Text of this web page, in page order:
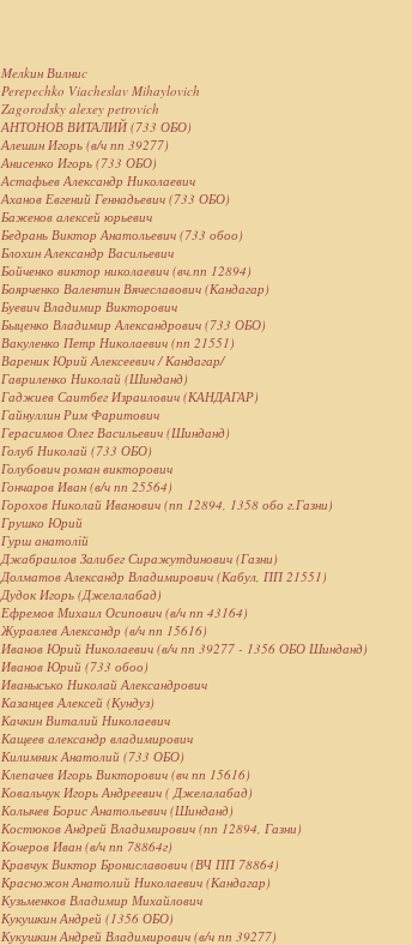
Meлkин Вилниc
Perepechko Viacheslav Mihaylovich
Zagorodsky alexey petrovich
АНТОНОВ ВИТАЛИЙ (733 ОБО)
Алешин Игорь (в/ч пп 39277)
Анисенко Игорь (733 ОБО)
Астафьев Александр Николаевич
Аханов Евгений Геннадьевич (733 ОБО)
Баженов алексей юрьевич
Бедрань Виктор Анатольевич (733 обоо)
Блохин Александр Васильевич
Бойченко виктор николаевич (вч.пп 12894)
Боярченко Валентин Вячеславович (Кандагар)
Буевич Владимир Викторович
Быценко Владимир Александрович (733 ОБО)
Вакуленко Петр Николаевич (пп 21551)
Вареник Юрий Алексеевич / Кандагар/
Гавриленко Николай (Шинданд)
Гаджиев Саитбег Израилович (КАНДАГАР)
Гайнуллин Рим Фаритович
Герасимов Олег Васильевич (Шинданд)
Голуб Николай (733 ОБО)
Голубович роман викторович
Гончаров Иван (в/ч пп 25564)
Горохов Николай Иванович (пп 12894, 1358 обо г.Газни)
Грушко Юрий
Гурш анатолій
Джабраилов Залибег Сиражутдинович (Газни)
Долматов Александр Владимирович (Кабул, ПП 21551)
Дудок Игорь (Джелалабад)
Ефремов Михаил Осипович (в/ч пп 43164)
Журавлев Александр (в/ч пп 15616)
Иванов Юрий Николаевич (в/ч пп 39277 - 1356 ОБО Шинданд)
Иванов Юрий (733 обоо)
Иванысько Николай Александрович
Казанцев Алексей (Кундуз)
Качкин Виталий Николаевич
Кащеев александр владимирович
Килимник Анатолий (733 ОБО)
Клепачев Игорь Викторович (вч пп 15616)
Ковальчук Игорь Андреевич ( Джелалабад)
Колычев Борис Анатольевич (Шинданд)
Костюков Андрей Владимирович (пп 12894, Газни)
Кочеров Иван (в/ч пп 78864г)
Кравчук Виктор Брониславович (ВЧ ПП 78864)
Красножон Анатолий Николаевич (Кандагар)
Кузьменков Владимир Михайлович
Кукушкин Андрей (1356 ОБО)
Кукушкин Андрей Владимирович (в/ч пп 39277)